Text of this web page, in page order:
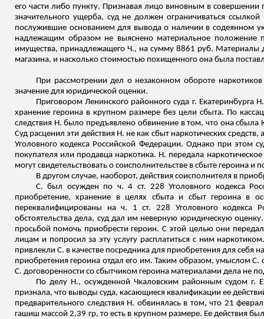
его части либо пункту. Признавая лицо виновным в
значительного ущерба, суд не должен ограничиваться
послужившие основанием для вывода о наличии в содеянном
надлежащим образом не выяснено материальное положение
имущества, принадлежащего Ч., на сумму 8861 руб. Материалы
магазина, и насколько стоимостью похищенного она была
При рассмотрении дел о незаконном обороте
значение для юридической оценки.
Приговором Ленинского районного суда г. Екатеринбурга
хранение героина в крупном размере без цели сбыта. По
следствия Н. было предъявлено обвинение в том, что она
Суд расценил эти действия Н. не как сбыт наркотических
Уголовного кодекса Российской Федерации. Однако при этом
покупателя или продавца наркотика. Н. передала
могут свидетельствовать о соисполнительстве в сбыте героина
В другом случае, наоборот, действия соисполнителя в
С. был осужден по ч. 4 ст. 228 Уголовного кодекса
приобретение, хранение в целях сбыта и сбыт героина в
переквалифицированы на ч. 1 ст. 228 Уголовного кодекса
обстоятельства дела, суд дал им неверную юридическую
просьбой помочь приобрести героин. С этой целью они
лицам и попросил за эту услугу расплатиться с ним
привлекли С. в качестве посредника для приобретения для себя
приобретения героина отдал его им. Таким образом, умыслом С.
С. договоренности со сбытчиком героина материалами дела не
По делу Н., осужденной Чкаловским районным судом г.
признала, что выводы суда, касающиеся квалификации ее
предварительного следствия Н. обвинялась в том, что 21
гашиш массой 2,39 гр, то есть в крупном размере. Ее действия